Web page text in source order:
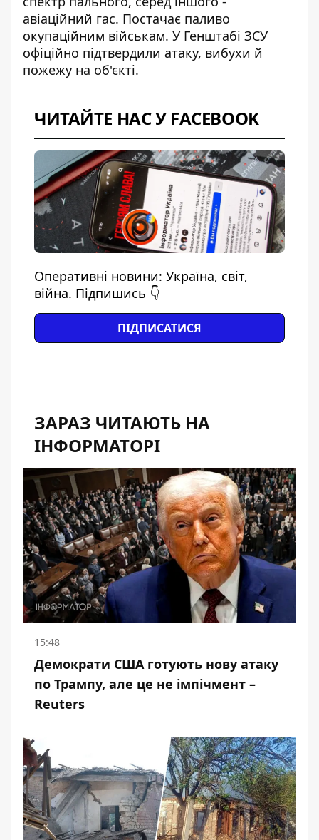
авіаційний гас. Постачає паливо
окупаційним військам. У Генштабі ЗСУ
офіційно підтвердили атаку, вибухи й
пожежу на об'єкті.
ЧИТАЙТЕ НАС У FACEBOOK
Оперативні новини: Україна, світ,
війна. Підпишись 👇
ПІДПИСАТИСЯ
ЗАРАЗ ЧИТАЮТЬ НА
ІНФОРМАТОРІ
15:48
Демократи США готують нову атаку
по Трампу, але це не імпічмент –
Reuters